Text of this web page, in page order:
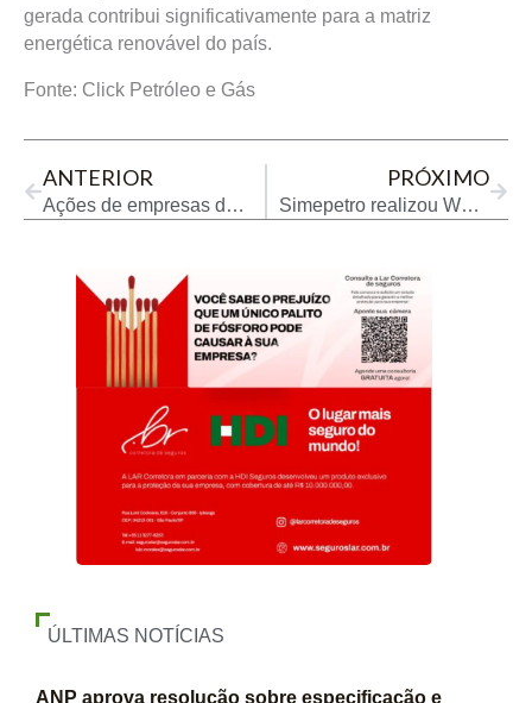
gerada contribui significativamente para a matriz
energética renovável do país.
Fonte: Click Petróleo e Gás
ANTERIOR
Ações de empresas de hidrogênio verde nos EUA e na Europa desabam com demanda baixa
PRÓXIMO
Simepetro realizou Webinar sobre sistemas de logística reversa
ÚLTIMAS NOTÍCIAS
ANP aprova resolução sobre especificação e